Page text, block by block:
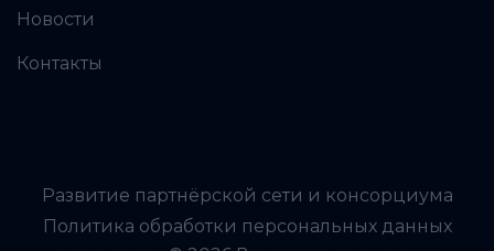
Новости
Контакты
Развитие партнёрской сети и консорциума
Политика обработки персональных данных